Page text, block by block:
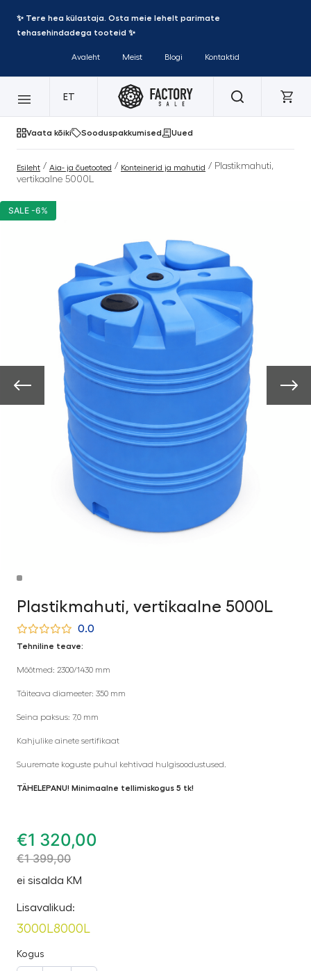
✨ Tere hea külastaja. Osta meie lehelt parimate
tehasehindadega tooteid ✨
Avaleht Meist Blogi Kontaktid
ET
Vaata kõiki Sooduspakkumised Uued
Esileht / Aia- ja õuetooted / Konteinerid ja mahutid / Plastikmahuti,
vertikaalne 5000L
SALE -6%
Plastikmahuti, vertikaalne 5000L
0.0
Tehniline teave:
Mõõtmed: 2300/1430 mm
Täiteava diameeter: 350 mm
Seina paksus: 7,0 mm
Kahjulike ainete sertifikaat
Suuremate koguste puhul kehtivad hulgisoodustused.
TÄHELEPANU! Minimaalne tellimiskogus 5 tk!
€1 320,00
€1 399,00
ei sisalda KM
Lisavalikud:
3000L8000L
Kogus